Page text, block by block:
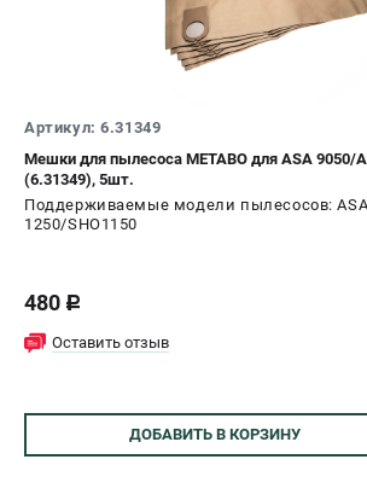
Артикул: 6.31349
Мешки для пылесоса METABO для ASА 9050/
(6.31349), 5шт.
Поддерживаемые модели пылесосов: ASА
1250/SHO1150
480 c
Оставить отзыв
ДОБАВИТЬ В КОРЗИНУ